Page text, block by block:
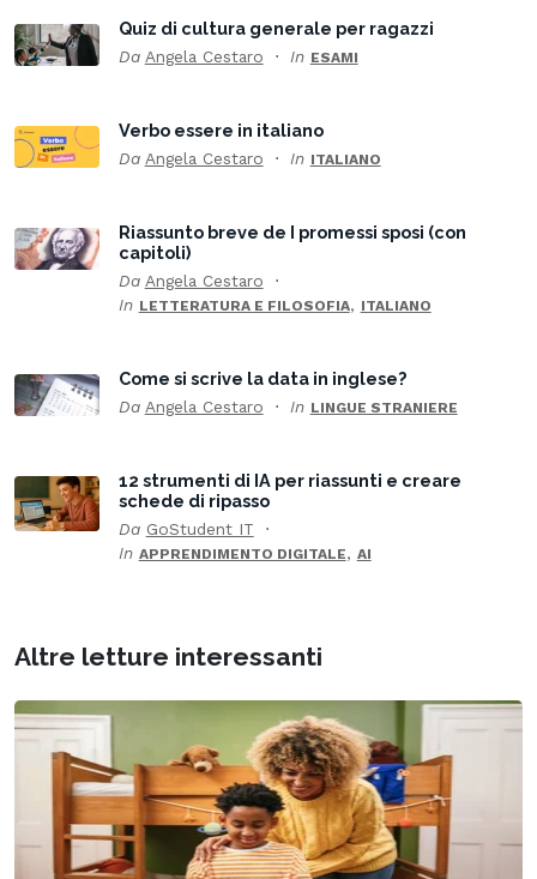
Quiz di cultura generale per ragazzi
Da Angela Cestaro In ESAMI
Verbo essere in italiano
Da Angela Cestaro In ITALIANO
Riassunto breve de I promessi sposi (con
capitoli)
Da Angela Cestaro
In LETTERATURA E FILOSOFIA, ITALIANO
Come si scrive la data in inglese?
Da Angela Cestaro In LINGUE STRANIERE
12 strumenti di IA per riassunti e creare
schede di ripasso
Da GoStudent IT
In APPRENDIMENTO DIGITALE, AI
Altre letture interessanti